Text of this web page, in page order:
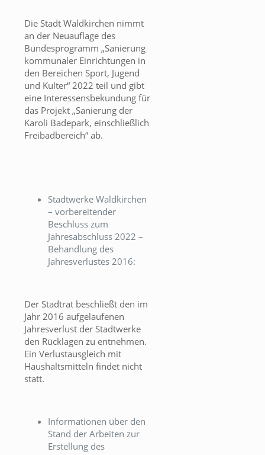
Die Stadt Waldkirchen nimmt
an der Neuauflage des
Bundesprogramm „Sanierung
kommunaler Einrichtungen in
den Bereichen Sport, Jugend
und Kulter“ 2022 teil und gibt
eine Interessensbekundung für
das Projekt „Sanierung der
Karoli Badepark, einschließlich
Freibadbereich“ ab.
Stadtwerke Waldkirchen
– vorbereitender
Beschluss zum
Jahresabschluss 2022 –
Behandlung des
Jahresverlustes 2016:
Der Stadtrat beschließt den im
Jahr 2016 aufgelaufenen
Jahresverlust der Stadtwerke
den Rücklagen zu entnehmen.
Ein Verlustausgleich mit
Haushaltsmitteln findet nicht
statt.
Informationen über den
Stand der Arbeiten zur
Erstellung des